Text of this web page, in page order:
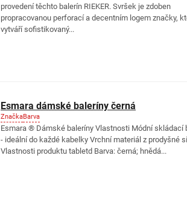
provedení těchto balerín RIEKER. Svršek je zdoben
propracovanou perforací a decentním logem značky,
vytváří sofistikovaný...
Esmara dámské baleríny černá
ZnačkaBarva
Esmara ® Dámské baleríny Vlastnosti Módní skládací
- ideální do každé kabelky Vrchní materiál z prodyšné
Vlastnosti produktu tabletd Barva: černá; hnědá...